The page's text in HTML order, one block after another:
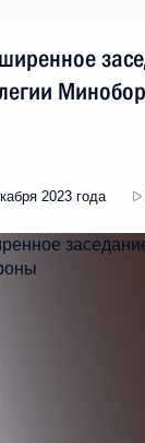
2023 года